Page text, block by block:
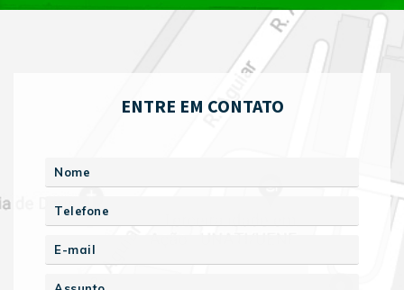
ENTRE EM CONTATO